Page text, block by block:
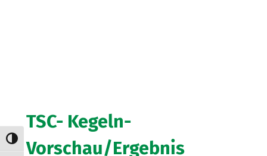
Umschalten auf hohe Kontraste
TSC- Kegeln-
Vorschau/Ergebnis